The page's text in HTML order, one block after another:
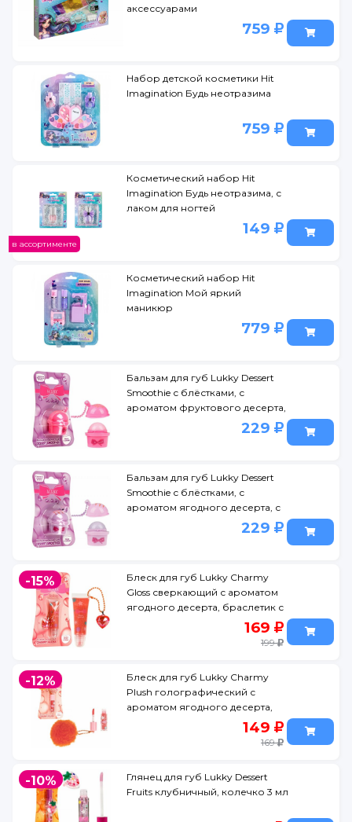
аксессуарами
759
Набор детской косметики Hit
Imagination Будь неотразима
759
в ассортименте
Косметический набор Hit
Imagination Будь неотразима, с
лаком для ногтей
149
Косметический набор Hit
Imagination Мой яркий
маникюр
779
Бальзам для губ Lukky Dessert
Smoothie с блёстками, с
ароматом фруктового десерта,
229
Бальзам для губ Lukky Dessert
Smoothie с блёстками, с
ароматом ягодного десерта, с
229
-15%
Блеск для губ Lukky Charmy
Gloss сверкающий с ароматом
ягодного десерта, браслетик с
169
199
-12%
Блеск для губ Lukky Charmy
Plush голографический с
ароматом ягодного десерта,
149
169
-10%
Глянец для губ Lukky Dessert
Fruits клубничный, колечко 3 мл